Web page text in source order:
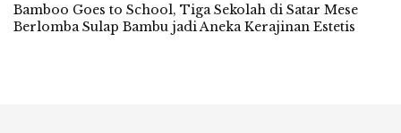
Bamboo Goes to School, Tiga Sekolah di Satar Mese
Berlomba Sulap Bambu jadi Aneka Kerajinan Estetis